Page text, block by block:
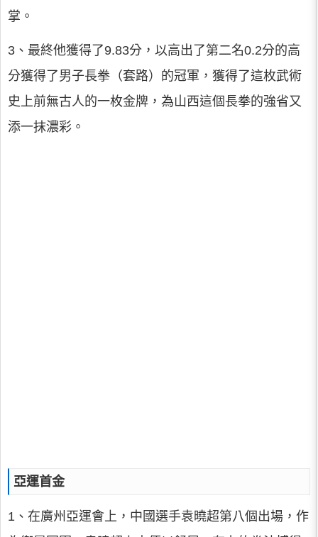
掌。
3、最終他獲得了9.83分，以高出了第二名0.2分的高
分獲得了男子長拳（套路）的冠軍，獲得了這枚武術
史上前無古人的一枚金牌，為山西這個長拳的強省又
添一抹濃彩。
亞運首金
1、在廣州亞運會上，中國選手袁曉超第八個出場，作